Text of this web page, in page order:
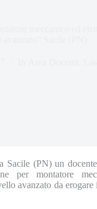
Sacile (PN) un
per montatore
avanzato da erogare